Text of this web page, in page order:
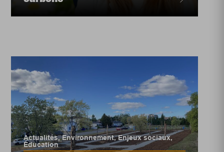
Actualités,Environnement,Enjeux sociaux,
Éducation